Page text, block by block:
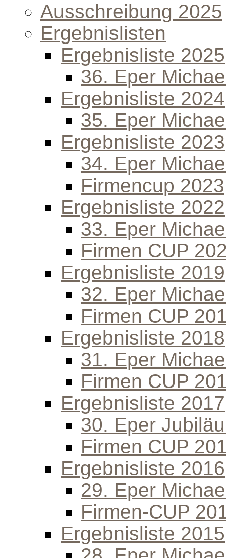
Ausschreibung 2025
Ergebnislisten
Ergebnisliste 2025
36. Eper
Ergebnisliste 2024
35. Eper
Ergebnisliste 2023
34. Eper
Firmencup 2023
Ergebnisliste 2022
33. Eper
Firmen CUP
Ergebnisliste 2019
32. Eper
Firmen CUP
Ergebnisliste 2018
31. Eper
Firmen CUP
Ergebnisliste 2017
30. Eper
Firmen CUP
Ergebnisliste 2016
29. Eper
Firmen-CUP
Ergebnisliste 2015